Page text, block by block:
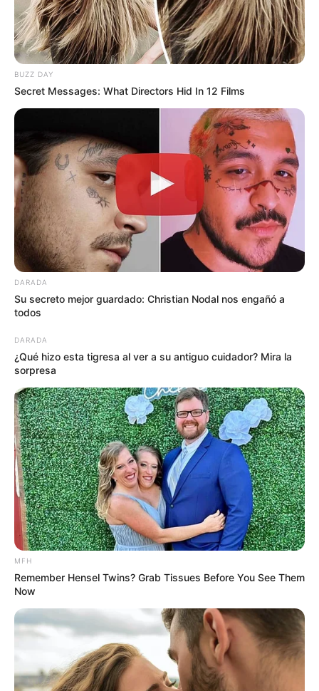
BUZZ DAY
Secret Messages: What Directors Hid In 12 Films
DARADA
Su secreto mejor guardado: Christian Nodal nos engañó a
todos
DARADA
¿Qué hizo esta tigresa al ver a su antiguo cuidador? Mira la
sorpresa
MFH
Remember Hensel Twins? Grab Tissues Before You See Them
Now